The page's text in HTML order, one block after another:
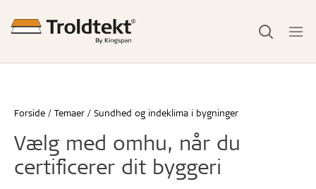
Forside Temaer Sundhed og indeklima i bygninger
Vælg med omhu, når du
certificerer dit byggeri